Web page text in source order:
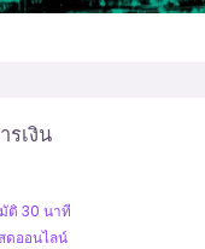
รเงิน
ติ 30 นาที
ดออนไลน์